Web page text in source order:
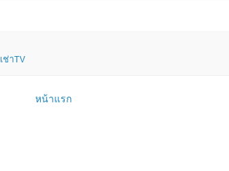
เช่าTV
หน้าแรก